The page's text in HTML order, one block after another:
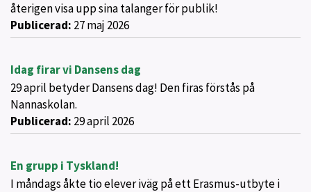
återigen visa upp sina talanger för publik!
Publicerad: 27 maj 2026
Idag firar vi Dansens dag
29 april betyder Dansens dag! Den firas förstås på
Nannaskolan.
Publicerad: 29 april 2026
En grupp i Tyskland!
I måndags åkte tio elever iväg på ett Erasmus-utbyte i